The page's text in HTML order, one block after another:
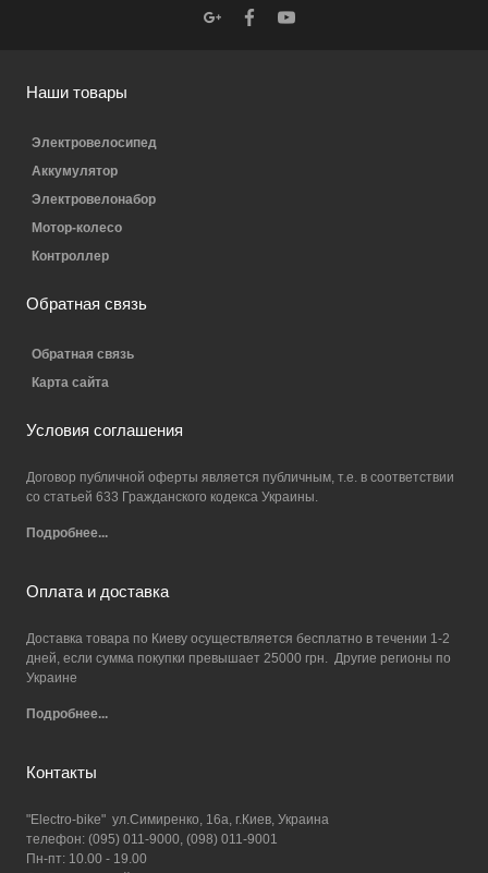
Наши товары
Электровелосипед
Аккумулятор
Электровелонабор
Мотор-колесо
Контроллер
Обратная связь
Обратная связь
Карта сайта
Условия соглашения
Договор публичной оферты является публичным, т.е. в соответствии
со статьей 633 Гражданского кодекса Украины.
Подробнее...
Оплата и доставка
Доставка товара по Киеву осуществляется бесплатно в течении 1-2
дней, если сумма покупки превышает 25000 грн. Другие регионы по
Украине
Подробнее...
Контакты
"Electro-bike" ул.Симиренко, 16а, г.Киев, Украина
телефон: (095) 011-9000, (098) 011-9001
Пн-пт: 10.00 - 19.00